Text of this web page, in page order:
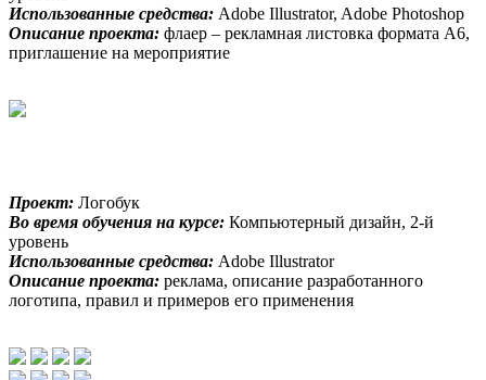
Использованные средства: Adobe Illustrator, Adobe Photoshop
Описание проекта: флаер – рекламная листовка формата А6,
приглашение на мероприятие
Проект: Логобук
Во время обучения на курсе: Компьютерный дизайн, 2-й
уровень
Использованные средства: Adobe Illustrator
Описание проекта: реклама, описание разработанного
логотипа, правил и примеров его применения